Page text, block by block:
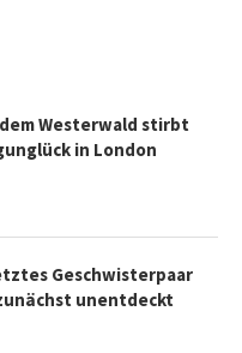
Westerwald stirbt
in London
Geschwisterpaar
unentdeckt